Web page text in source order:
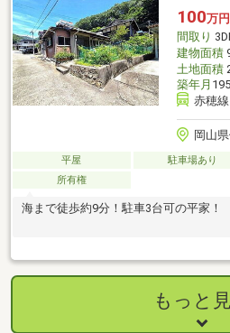
たリノベーションをご検討の方にもお
ない開放感を、ぜひ一度ご覧ください
100万円
間取り
建物面積
土地面積
築年月
赤穂
岡山
平屋 駐車場あり
所有権
海まで徒歩約9分！駐車3台可の平家！
もっと